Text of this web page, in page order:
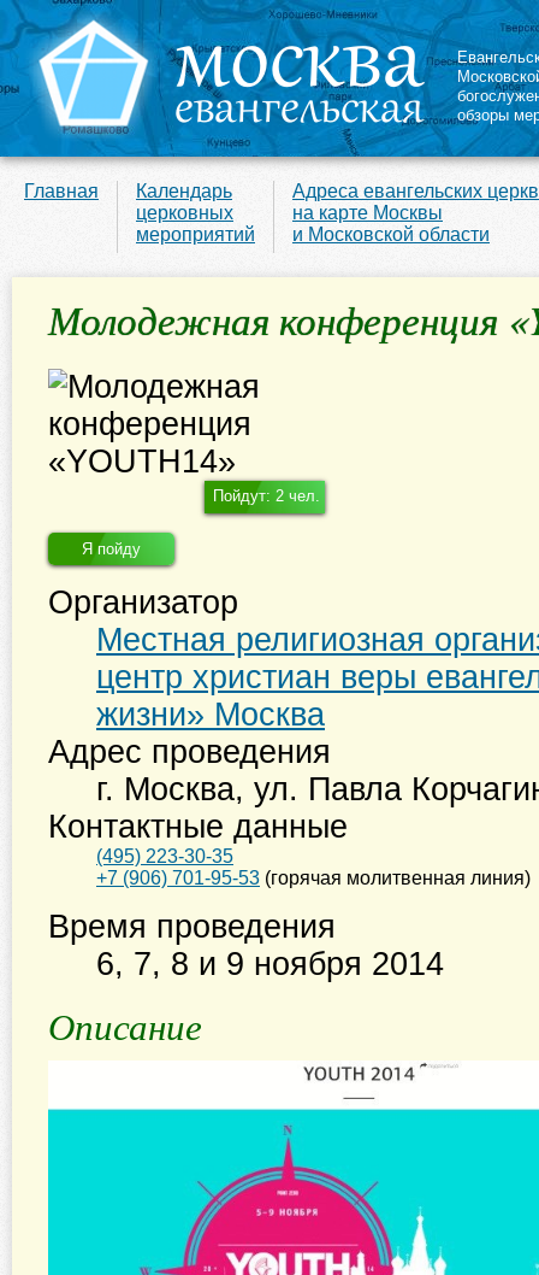
обзоры
Главная
Календарь
церковных
мероприятий
Адреса евангельских
на карте Москвы
и Московской области
Молодежная конференция
Пойдут: 2 чел.
Я пойду
Организатор
Местная религиозная
центр христиан веры
жизни» Москва
Адрес проведения
г. Москва, ул. Павла
Контактные данные
(495) 223-30-35
+7 (906) 701-95-53 (горячая молитвенная линия)
Время проведения
6, 7, 8 и 9 ноября 2014
Описание